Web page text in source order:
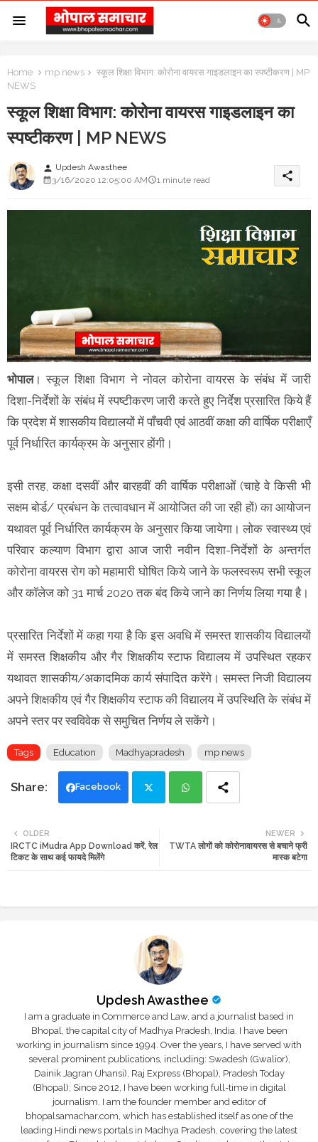
Home mp news
स्कूल शिक्षा विभाग: कोरोना वायरस गाइडलाइन का स्पष्टीकरण | MP
NEWS
स्कूल शिक्षा विभाग: कोरोना वायरस गाइडलाइन का
स्पष्टीकरण | MP NEWS
person Updesh Awasthee
3/16/2020 12:05:00 AM
1 minute read share
भोपाल। स्कूल शिक्षा विभाग ने नोवल कोरोना वायरस के संबंध में जारी
दिशा-निर्देशों के संबंध में स्पष्टीकरण जारी करते हुए निर्देश प्रसारित किये हैं
कि प्रदेश में शासकीय विद्यालयों में पाँचवी एवं आठवीं कक्षा की वार्षिक परीक्षाएँ
पूर्व निर्धारित कार्यक्रम के अनुसार होंगी।
इसी तरह, कक्षा दसवीं और बारहवीं की वार्षिक परीक्षाओं (चाहे वे किसी भी
सक्षम बोर्ड/ प्रबंधन के तत्वावधान में आयोजित की जा रही हों) का आयोजन
यथावत पूर्व निर्धारित कार्यक्रम के अनुसार किया जायेगा। लोक स्वास्थ्य एवं
परिवार कल्याण विभाग द्वारा आज जारी नवीन दिशा-निर्देशों के अन्तर्गत
कोरोना वायरस रोग को महामारी घोषित किये जाने के फलस्वरूप सभी स्कूल
और कॉलेज को 31 मार्च 2020 तक बंद किये जाने का निर्णय लिया गया है।
प्रसारित निर्देशों में कहा गया है कि इस अवधि में समस्त शासकीय विद्यालयों
में समस्त शिक्षकीय और गैर शिक्षकीय स्टाफ विद्यालय में उपस्थित रहकर
यथावत शासकीय/अकादमिक कार्य संपादित करेंगे। समस्त निजी विद्यालय
अपने शिक्षकीय एवं गैर शिक्षकीय स्टाफ की विद्यालय में उपस्थिति के संबंध में
अपने स्तर पर स्वविवेक से समुचित निर्णय ले सकेंगे।
Tags Education Madhyapradesh mp news
Facebook
tte ats
NEWER
TWTA लोगों को कोरोनावायरस से बचाने फ्री
मास्क बटेगा
OLDER
IRCTC iMudra App Download करें, रेल
टिकट के साथ कई फायदे मिलेंगे
Updesh Awasthee
I am a graduate in Commerce and Law, and a journalist based in
Bhopal, the capital city of Madhya Pradesh, India. I have been
working in journalism since 1994. Over the years, I have served with
several prominent publications, including: Swadesh (Gwalior),
Dainik Jagran (Jhansi), Raj Express (Bhopal), Pradesh Today
(Bhopal); Since 2012, I have been working full-time in digital
journalism. I am the founder member and editor of
bhopalsamachar.com, which has established itself as one of the
leading Hindi news portals in Madhya Pradesh, covering the latest